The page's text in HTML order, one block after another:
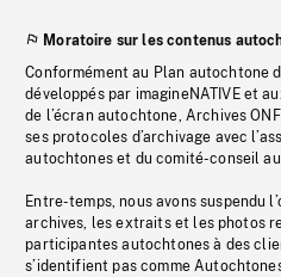
Moratoire sur les contenus
Conformément au Plan autochtone
développés par imagineNATIVE et
de l’écran autochtone, Archives
ses protocoles d’archivage avec
autochtones et du comité-conseil
Entre-temps, nous avons suspendu
archives, les extraits et les photos
participantes autochtones à des
s’identifient pas comme